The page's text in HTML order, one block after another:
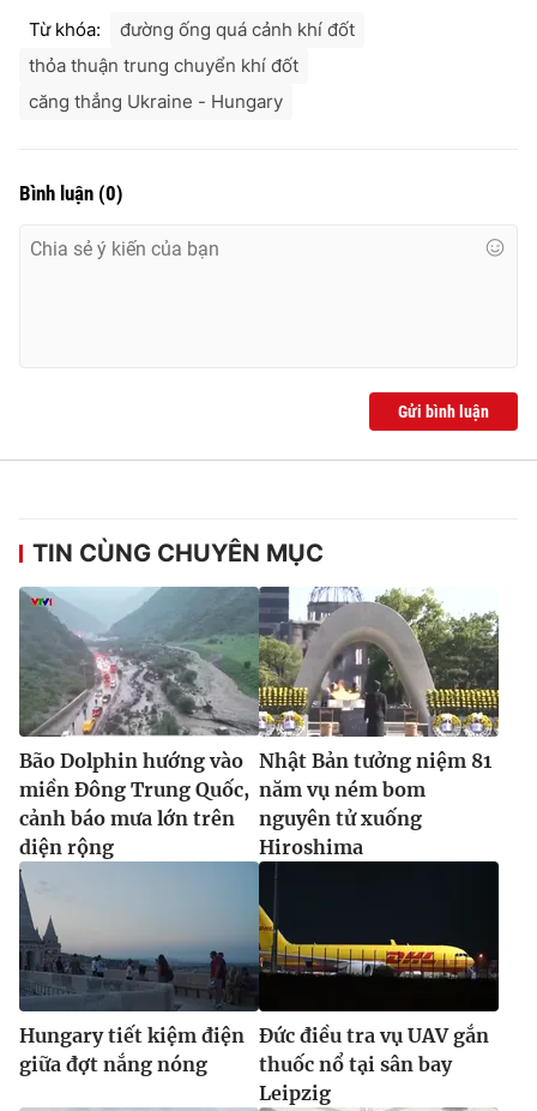
Từ khóa:
đường ống quá cảnh khí đốt
thỏa thuận trung chuyển khí đốt
căng thẳng Ukraine - Hungary
Bình luận (0)
Gửi bình luận
TIN CÙNG CHUYÊN MỤC
Bão Dolphin hướng vào
miền Đông Trung Quốc,
cảnh báo mưa lớn trên
diện rộng
Nhật Bản tưởng niệm 81
năm vụ ném bom
nguyên tử xuống
Hiroshima
Hungary tiết kiệm điện
giữa đợt nắng nóng
Đức điều tra vụ UAV gắn
thuốc nổ tại sân bay
Leipzig